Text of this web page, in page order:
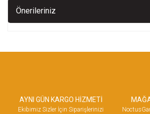
Önerileriniz
AYNI GÜN KARGO HİZMETİ
Ekibimiz Sizler İçin Siparişlerinizi